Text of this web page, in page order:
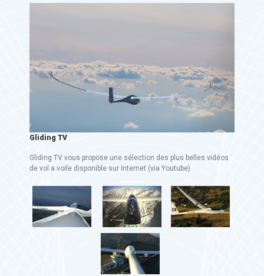
Gliding TV
Gliding TV vous propose une sélection des plus belles vidéos
de vol a voile disponible sur Internet (via Youtube)